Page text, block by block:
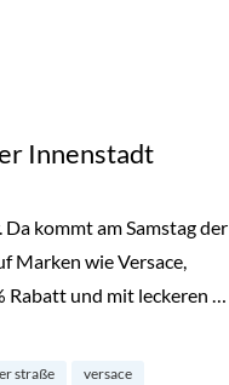
Innenstadt
kommt am Samstag der
Marken wie Versace,
Rabatt und mit leckeren …
straße versace